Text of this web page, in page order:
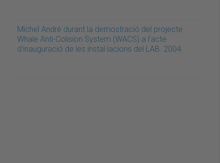
Michel André durant la demostració del projecte
Whale Anti-Colision System (WACS) a l'acte
d'inauguració de les instal·lacions del LAB. 2004